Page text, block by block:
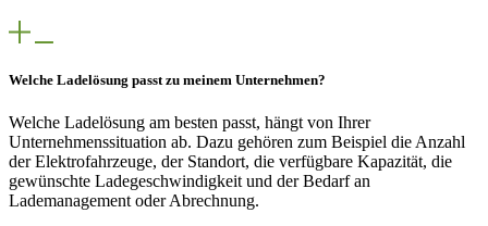
Welche Ladelösung passt zu meinem Unternehmen?
Welche Ladelösung am besten passt, hängt von Ihrer
Unternehmenssituation ab. Dazu gehören zum Beispiel die Anzahl
der Elektrofahrzeuge, der Standort, die verfügbare Kapazität, die
gewünschte Ladegeschwindigkeit und der Bedarf an
Lademanagement oder Abrechnung.